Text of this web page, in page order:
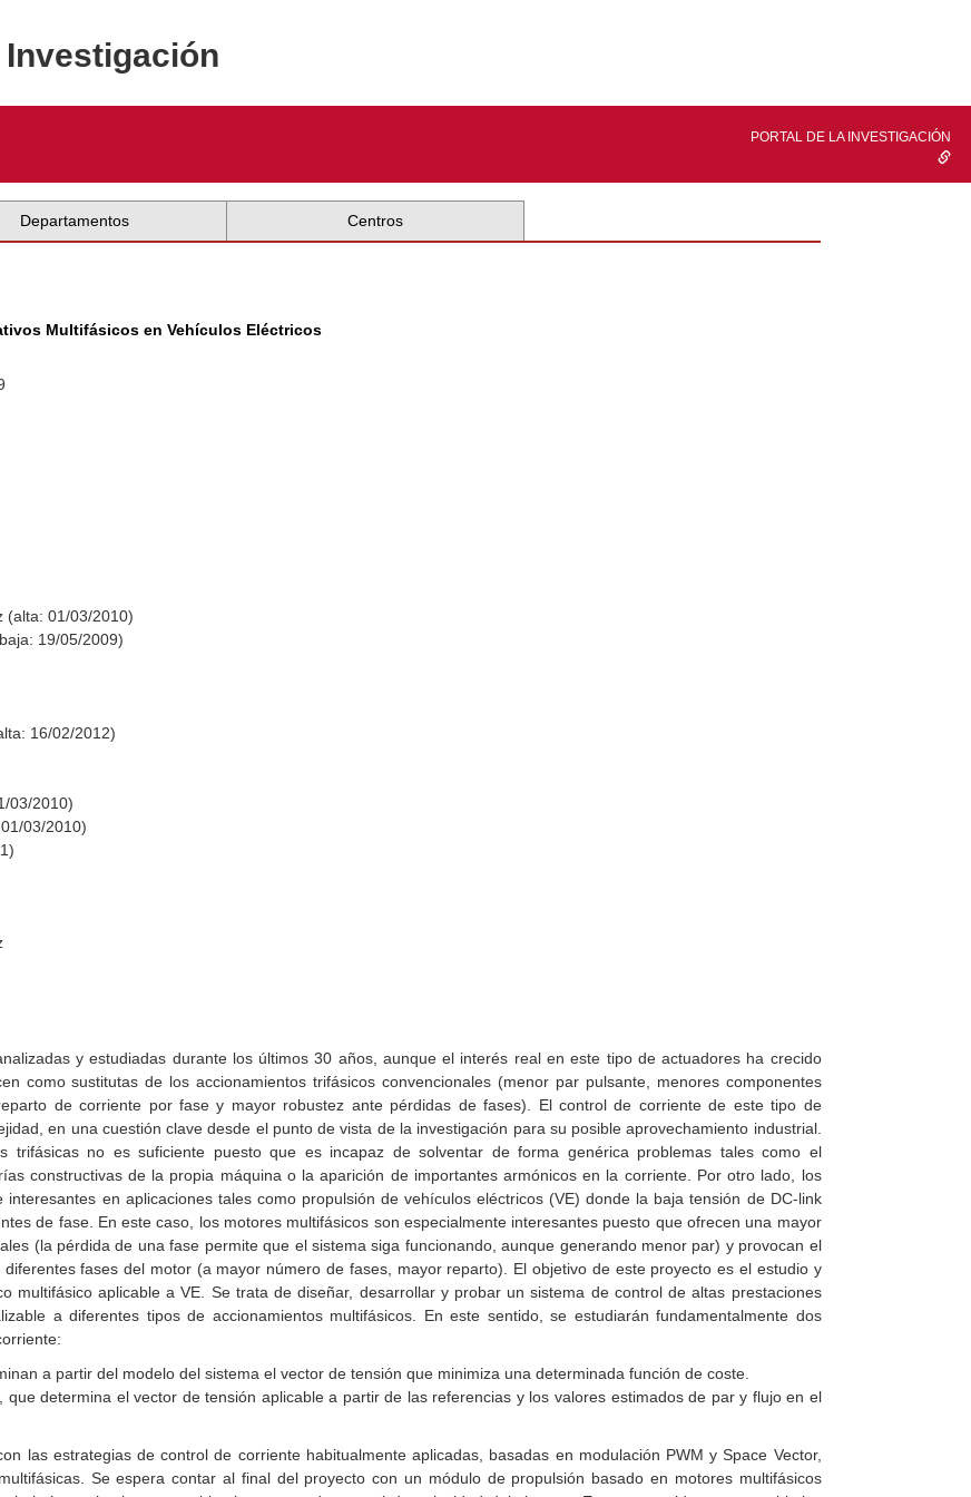
PORTAL DE LA INVESTIGACIÓN
Departamentos Centros
Multifásicos en Vehículos Eléctricos
(alta: 01/03/2010)
19/05/2009)
16/02/2012)
03/2010)
03/2010)
y estudiadas durante los últimos 30 años, aunque el interés real en este tipo de actuadores ha crecido
como sustitutas de los accionamientos trifásicos convencionales (menor par pulsante, menores componentes
de corriente por fase y mayor robustez ante pérdidas de fases). El control de corriente de este tipo de
en una cuestión clave desde el punto de vista de la investigación para su posible aprovechamiento industrial.
trifásicas no es suficiente puesto que es incapaz de solventar de forma genérica problemas tales como el
constructivas de la propia máquina o la aparición de importantes armónicos en la corriente. Por otro lado, los
interesantes en aplicaciones tales como propulsión de vehículos eléctricos (VE) donde la baja tensión de DC-link
de fase. En este caso, los motores multifásicos son especialmente interesantes puesto que ofrecen una mayor
(la pérdida de una fase permite que el sistema siga funcionando, aunque generando menor par) y provocan el
fases del motor (a mayor número de fases, mayor reparto). El objetivo de este proyecto es el estudio y
multifásico aplicable a VE. Se trata de diseñar, desarrollar y probar un sistema de control de altas prestaciones
a diferentes tipos de accionamientos multifásicos. En este sentido, se estudiarán fundamentalmente dos
a partir del modelo del sistema el vector de tensión que minimiza una determinada función de coste.
determina el vector de tensión aplicable a partir de las referencias y los valores estimados de par y flujo en el
las estrategias de control de corriente habitualmente aplicadas, basadas en modulación PWM y Space Vector,
Se espera contar al final del proyecto con un módulo de propulsión basado en motores multifásicos